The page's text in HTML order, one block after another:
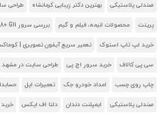
صندلی پلاستیکی بهترین دکتر زیبایی کرمانشاه طراحی
پرینت محصولات انیمه، فیلم و گیم بررسی سرور DL380 G11
خرید لپ تاپ استوک تعمیر سریع آیفون تصویری |
سی پی کالاف خرید سرور اچ پی طراحی سایت در مشهد
چاپ روی چسب امداد خودرو جک تعمیرات اپل
صندلی پلاستیکی ایمپلنت دندان دلتا اف ایکس